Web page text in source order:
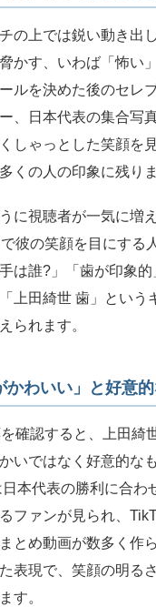
の上では鋭い動き出
かす、いわば「怖い
ルを決めた後のセレ
、日本代表の集合写
しゃっとした笑顔を
くの人の印象に残りま
に視聴者が一気に増
彼の笑顔を目にする
は誰?」「歯が印象的
上田綺世 歯」という
られます。
かわいい」と好意
確認すると、上田綺
いではなく好意的な
本代表の勝利に合わ
ファンが見られ、
とめ動画が数多く作
表現で、笑顔の明る
す。